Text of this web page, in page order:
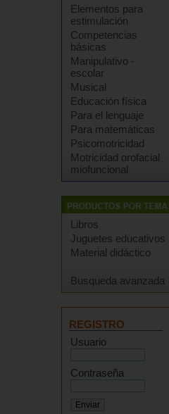
Elementos para
estimulación
Competencias
básicas
Manipulativo -
escolar
Musical
Educación física
Para el lenguaje
Para matemáticas
Psicomotricidad
Motricidad orofacial
miofuncional
Libros
Juguetes educativos
Material didáctico
Busqueda avanzada
REGISTRO
Usuario
Contraseña